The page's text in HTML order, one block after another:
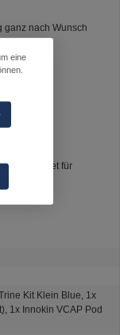
ganz nach Wunsch
Set für
hoher
Kit Klein Blue, 1x
1x Innokin VCAP Pod
eine